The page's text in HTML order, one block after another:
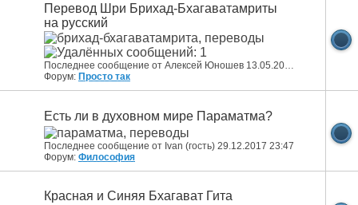
Перевод Шри Брихад-Бхагаватамриты
на русский
Последнее сообщение от Алексей Юношев 13.05.2011
Форум: Просто так
Есть ли в духовном мире Параматма?
Последнее сообщение от Ivan (гость) 29.12.2017 23:47
Форум: Философия
Красная и Синяя Бхагават Гита